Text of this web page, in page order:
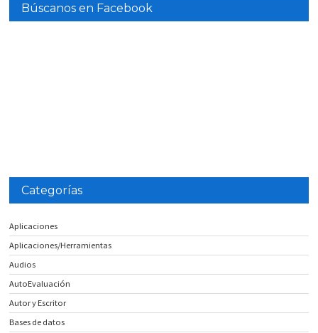
Búscanos en Facebook
Categorías
Aplicaciones
Aplicaciones/Herramientas
Audios
AutoEvaluación
Autor y Escritor
Bases de datos